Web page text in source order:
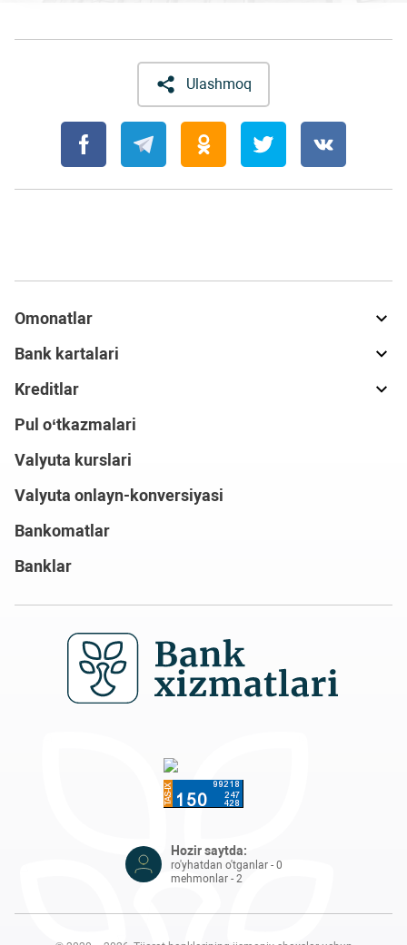
Ulashmoq
Omonatlar
Bank kartalari
Kreditlar
Pul o‘tkazmalari
Valyuta kurslari
Valyuta onlayn-konversiyasi
Bankomatlar
Banklar
Hozir saytda:
ro'yhatdan o'tganlar - 0
mehmonlar - 2